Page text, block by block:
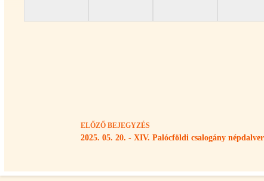
ELŐZŐ BEJEGYZÉS
2025. 05. 20. - XIV. Palócföldi csalogány